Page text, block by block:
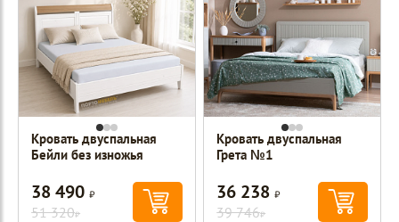
Кровать двуспальная
Бейли без изножья
38 490Р
51 320Р
Кровать двуспальная
Грета №1
36 238Р
39 746Р